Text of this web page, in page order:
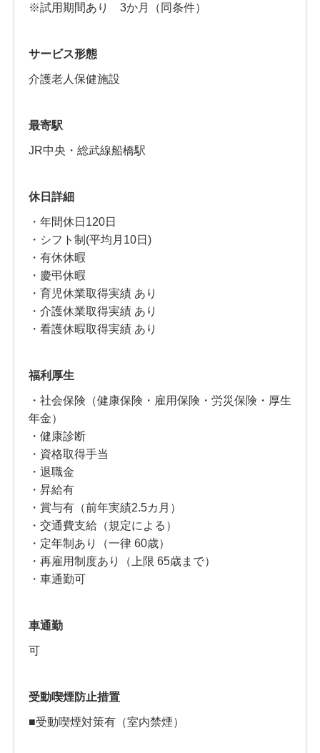
※試用期間あり 3か月（同条件）
サービス形態
介護老人保健施設
最寄駅
JR中央・総武線船橋駅
休日詳細
・年間休日120日
・シフト制(平均月10日)
・有休休暇
・慶弔休暇
・育児休業取得実績 あり
・介護休業取得実績 あり
・看護休暇取得実績 あり
福利厚生
・社会保険（健康保険・雇用保険・労災保険・厚生
年金）
・健康診断
・資格取得手当
・退職金
・昇給有
・賞与有（前年実績2.5カ月）
・交通費支給（規定による）
・定年制あり（一律 60歳）
・再雇用制度あり（上限 65歳まで）
・車通勤可
車通勤
可
受動喫煙防止措置
■受動喫煙対策有（室内禁煙）